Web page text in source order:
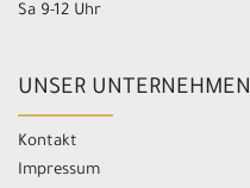
Sa 9-12 Uhr
UNSER UNTERNEHMEN
Kontakt
Impressum